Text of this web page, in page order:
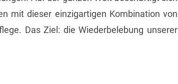
mit dieser einzigartigen Kombination von
Das Ziel: die Wiederbelebung unserer